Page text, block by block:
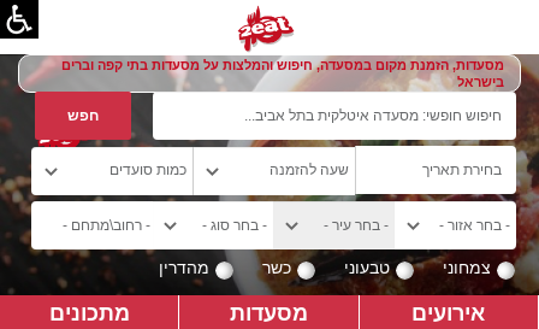
מסעדות, הזמנת מקום במסעדה, חיפוש והמלצות על מסעדות בתי קפה וברים
בישראל
צמחוני טבעוני כשר מהדרין
אירועים מסעדות מתכונים